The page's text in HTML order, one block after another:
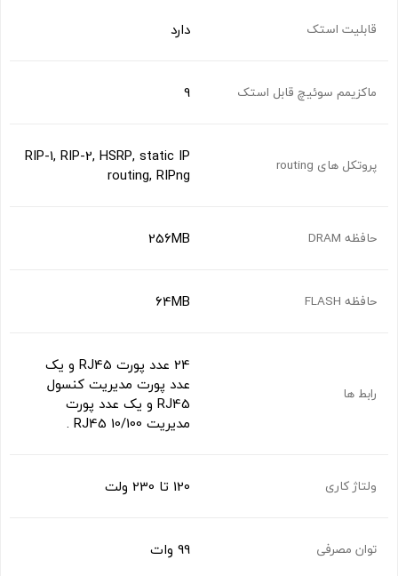
قابلیت استک دارد
ماکزیمم سوئیچ قابل استک 9
پروتکل های routing
RIP-1, RIP-2, HSRP, static IP
routing, RIPng
حافظه DRAM 256MB
حافظه FLASH 64MB
رابط ها
24 عدد پورت RJ45 و یک
عدد پورت مدیریت کنسول
RJ45 و یک عدد پورت
مدیریت 10/100 RJ45 .
ولتاژ کاری 120 تا 230 ولت
توان مصرفی 99 وات